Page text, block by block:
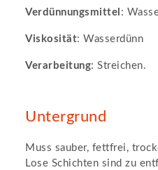
Verdünnungsmittel :
Viskosität: Wasserdünn
Verarbeitung: Streichen.
Untergrund
Muss sauber, fettfrei,
Lose Schichten sind zu